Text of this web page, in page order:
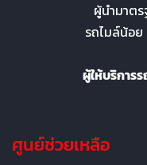
ผู้นำมาต
รถไมล์น้อ
ผู้ให้บริการ
ศูนย์ช่วยเหลือ